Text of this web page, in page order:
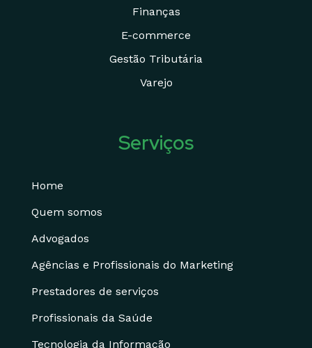
Finanças
E-commerce
Gestão Tributária
Varejo
Serviços
Home
Quem somos
Advogados
Agências e Profissionais do Marketing
Prestadores de serviços
Profissionais da Saúde
Tecnologia da Informação